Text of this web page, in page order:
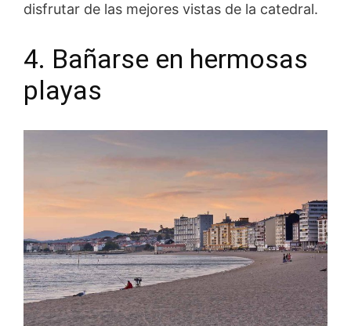
disfrutar de las mejores vistas de la catedral.
4. Bañarse en hermosas
playas